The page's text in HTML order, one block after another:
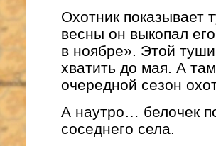
Охотник показывает
весны он выкопал
в ноябре». Этой
хватить до мая. А
очередной сезон
А наутро… белочек
соседнего села.